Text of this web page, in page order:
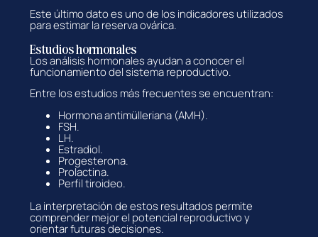
Este último dato es uno de los indicadores utilizados
para estimar la reserva ovárica.
Estudios hormonales
Los análisis hormonales ayudan a conocer el
funcionamiento del sistema reproductivo.
Entre los estudios más frecuentes se encuentran:
Hormona antimülleriana (AMH).
FSH.
LH.
Estradiol.
Progesterona.
Prolactina.
Perfil tiroideo.
La interpretación de estos resultados permite
comprender mejor el potencial reproductivo y
orientar futuras decisiones.